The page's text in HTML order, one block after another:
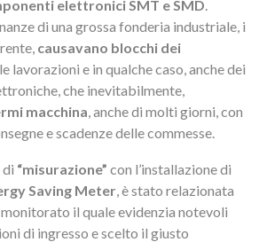
elettronici SMT e SMD.
di una grossa fonderia industriale, i
causavano blocchi dei
lavorazioni e in qualche caso, anche dei
che inevitabilmente,
macchina, anche di molti giorni, con
e scadenze delle commesse.
di “misurazione” con l’installazione di
Saving Meter, è stato relazionata
monitorato il quale evidenzia notevoli
di ingresso e scelto il giusto